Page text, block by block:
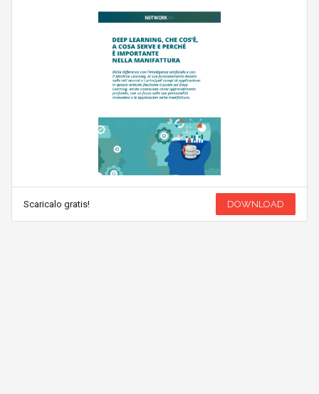
Scaricalo gratis! DOWNLOAD